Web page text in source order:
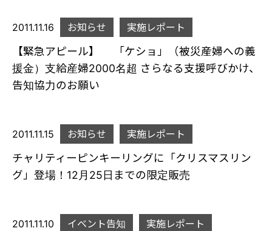
2011.11.16 お知らせ 実施レポート
【緊急アピール】 「ケショ」（被災産婦への義
援金）支給産婦2000名超 さらなる支援呼びかけ、
告知協力のお願い
2011.11.15 お知らせ 実施レポート
チャリティーピンキーリングに「クリスマスリン
グ」登場！12月25日までの限定販売
2011.11.10 イベント告知 実施レポート